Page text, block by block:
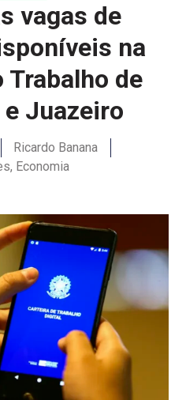
vagas de
na
Trabalho de
Juazeiro
Ricardo Banana
, Economia